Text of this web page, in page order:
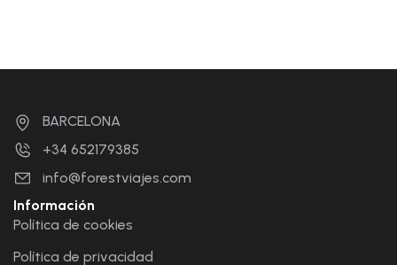
BARCELONA
+34 652179385
info@forestviajes.com
Información
Política de cookies
Política de privacidad